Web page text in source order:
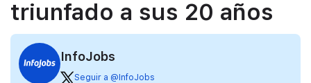
triunfado a sus 20 años
InfoJobs
Seguir a @InfoJobs